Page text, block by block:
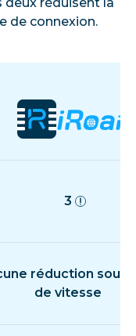
de connexion.
3
réduction
de vitesse